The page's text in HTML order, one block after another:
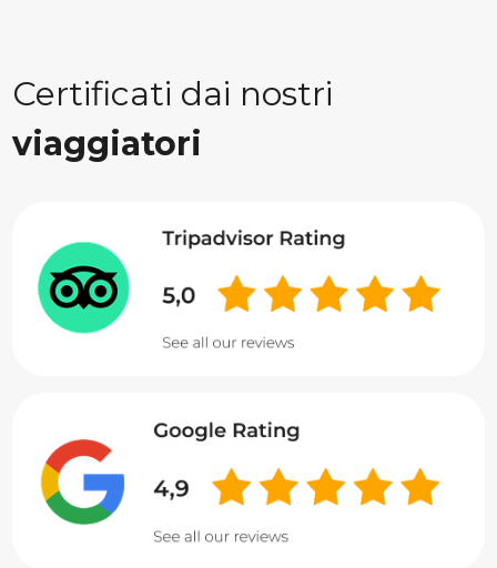
Certificati dai nostri
viaggiatori